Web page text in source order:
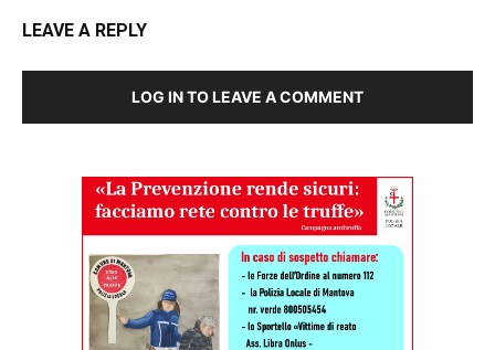
LEAVE A REPLY
LOG IN TO LEAVE A COMMENT